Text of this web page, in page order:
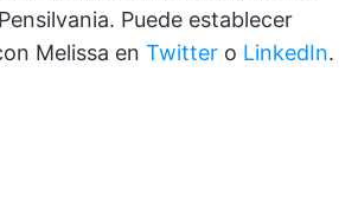
Puede establecer
Melissa en Twitter o LinkedIn.